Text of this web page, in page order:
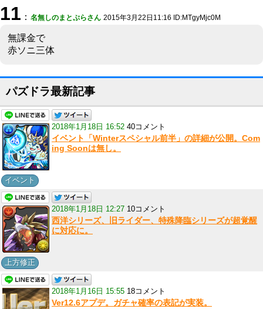
11 ： 名無しのまとぷらさん 2015年3月22日11:16 ID:MTgyMjc0M
無課金で
赤ソニ三体
パズドラ最新記事
2018年1月18日 16:52 40コメント
イベント「Winterスペシャル前半」の詳細が公開。Com
ing Soonは無し。
イベント
2018年1月18日 12:27 10コメント
西洋シリーズ、旧ライダー、特殊降臨シリーズが超覚醒
に対応に。
上方修正
2018年1月16日 15:55 18コメント
Ver12.6アプデ。ガチャ確率の表記が実装。